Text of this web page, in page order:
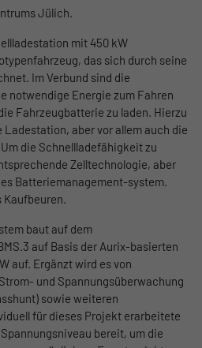
Jülich.
mit 450 kW
das sich durch seine
Im Verbund sind die
notwendige Energie zum Fahren
Fahrzeugbatterie zu laden. Hierzu
aber vor allem auch die
die Schnellladefähigkeit zu
Zelltechnologie, aber
Batteriemanagement-system.
Kaufbeuren.
baut auf dem
auf Basis der Aurix-basierten
auf. Ergänzt wird es von
und Spannungsüberwachung
sowie weiteren
für dieses Projekt erarbeitete
bereit, um die
eine eindeutige ID, die
der Besucher die Website nutzt,
die Anforderungsrate zu
die Datenerfassung auf
mit hohem Datenverkehr zu
die Jobangebote nicht
Empfehlungsbund.de gesetzt, um
des Besuchers für Bewerbungs-
zu speichern.
anzeigen
verwendet, um Besuche und
nachzuverfolgen. Die Daten
Werbekampagnen zu messen
auf LinkedIn anzuzeigen.
die Zustimmung der Besucher zur
von Cookies für nicht
Zwecke.
anzeigen